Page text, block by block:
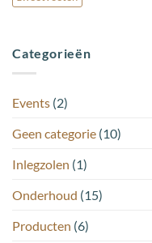
Categorieën
Events (2)
Geen categorie (10)
Inlegzolen (1)
Onderhoud (15)
Producten (6)